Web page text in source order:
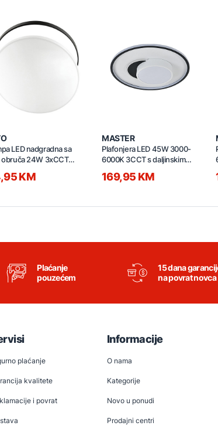
LED nadgradna sa
obruča 24W 3xCCT
2027021
KM
MASTER
Plafonjera LED 45W 3000-
6000K 3CCT s daljinskim
500x500x120mm
C230501601-500Y
169,95 KM
Plaćanje
pouzećem
15 dana
na povrat novca
plaćanje
kvalitete
i povrat
Informacije
O nama
Kategorije
Novo u ponudi
Prodajni centri